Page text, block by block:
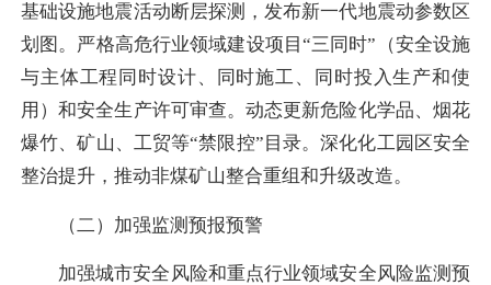
基础设施地震活动断层探测，发布新一代地震动参数区
划图。严格高危行业领域建设项目“三同时”（安全设施
与主体工程同时设计、同时施工、同时投入生产和使
用）和安全生产许可审查。动态更新危险化学品、烟花
爆竹、矿山、工贸等“禁限控”目录。深化化工园区安全
整治提升，推动非煤矿山整合重组和升级改造。
（二）加强监测预报预警
加强城市安全风险和重点行业领域安全风险监测预